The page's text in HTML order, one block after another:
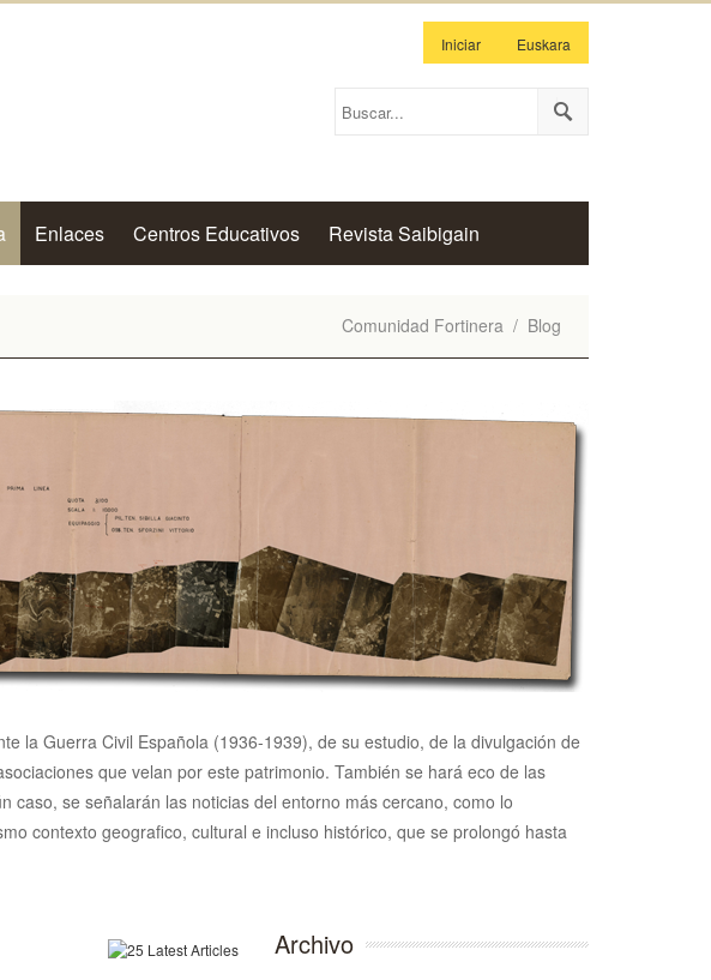
Iniciar Euskara
Enlaces Centros Educativos Revista Saibigain
Comunidad Fortinera / Blog
la Guerra Civil Española (1936-1939), de su estudio, de la divulgación de
que velan por este patrimonio. También se hará eco de las
caso, se señalarán las noticias del entorno más cercano, como lo
contexto geografico, cultural e incluso histórico, que se prolongó hasta
Archivo